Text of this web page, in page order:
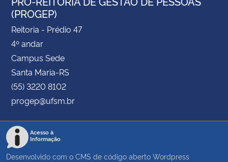
(PROGEP)
Reitoria - Prédio 47
4º andar
Campus Sede
Santa Maria-RS
(55) 3220 8102
progep@ufsm.br
Acesso à
Informação
Desenvolvido com o CMS de código aberto Wordpress